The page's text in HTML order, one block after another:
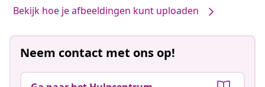
Bekijk hoe je afbeeldingen kunt uploaden
Neem contact met ons op!